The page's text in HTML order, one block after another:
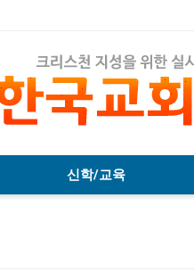
신학/교육